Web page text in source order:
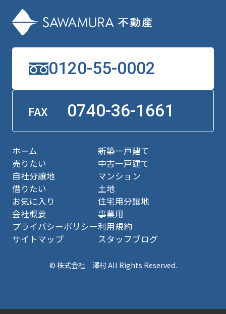
0120-55-0002
FAX 0740-36-1661
ホーム
売りたい
自社分譲地
借りたい
お気に入り
会社概要
プライバシーポリシー
サイトマップ
新築一戸建て
中古一戸建て
マンション
土地
住宅用分譲地
事業用
利用規約
スタッフブログ
© 株式会社 澤村 All Rights Reserved.